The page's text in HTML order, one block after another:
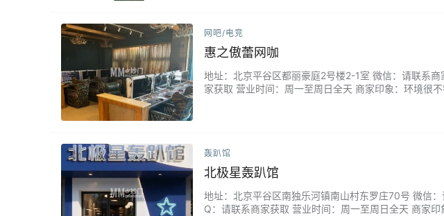
网吧/电竞
惠之傲蕾网咖
地址：北京平谷区都丽豪庭2号楼2-1室 微信：请联系
家获取 营业时间：周一至周日全天 商家印象：环境很
轰趴馆
北极星轰趴馆
地址：北京平谷区南独乐河镇南山村东罗庄70号 微信
Q：请联系商家获取 营业时间：周一至周日全天 商家